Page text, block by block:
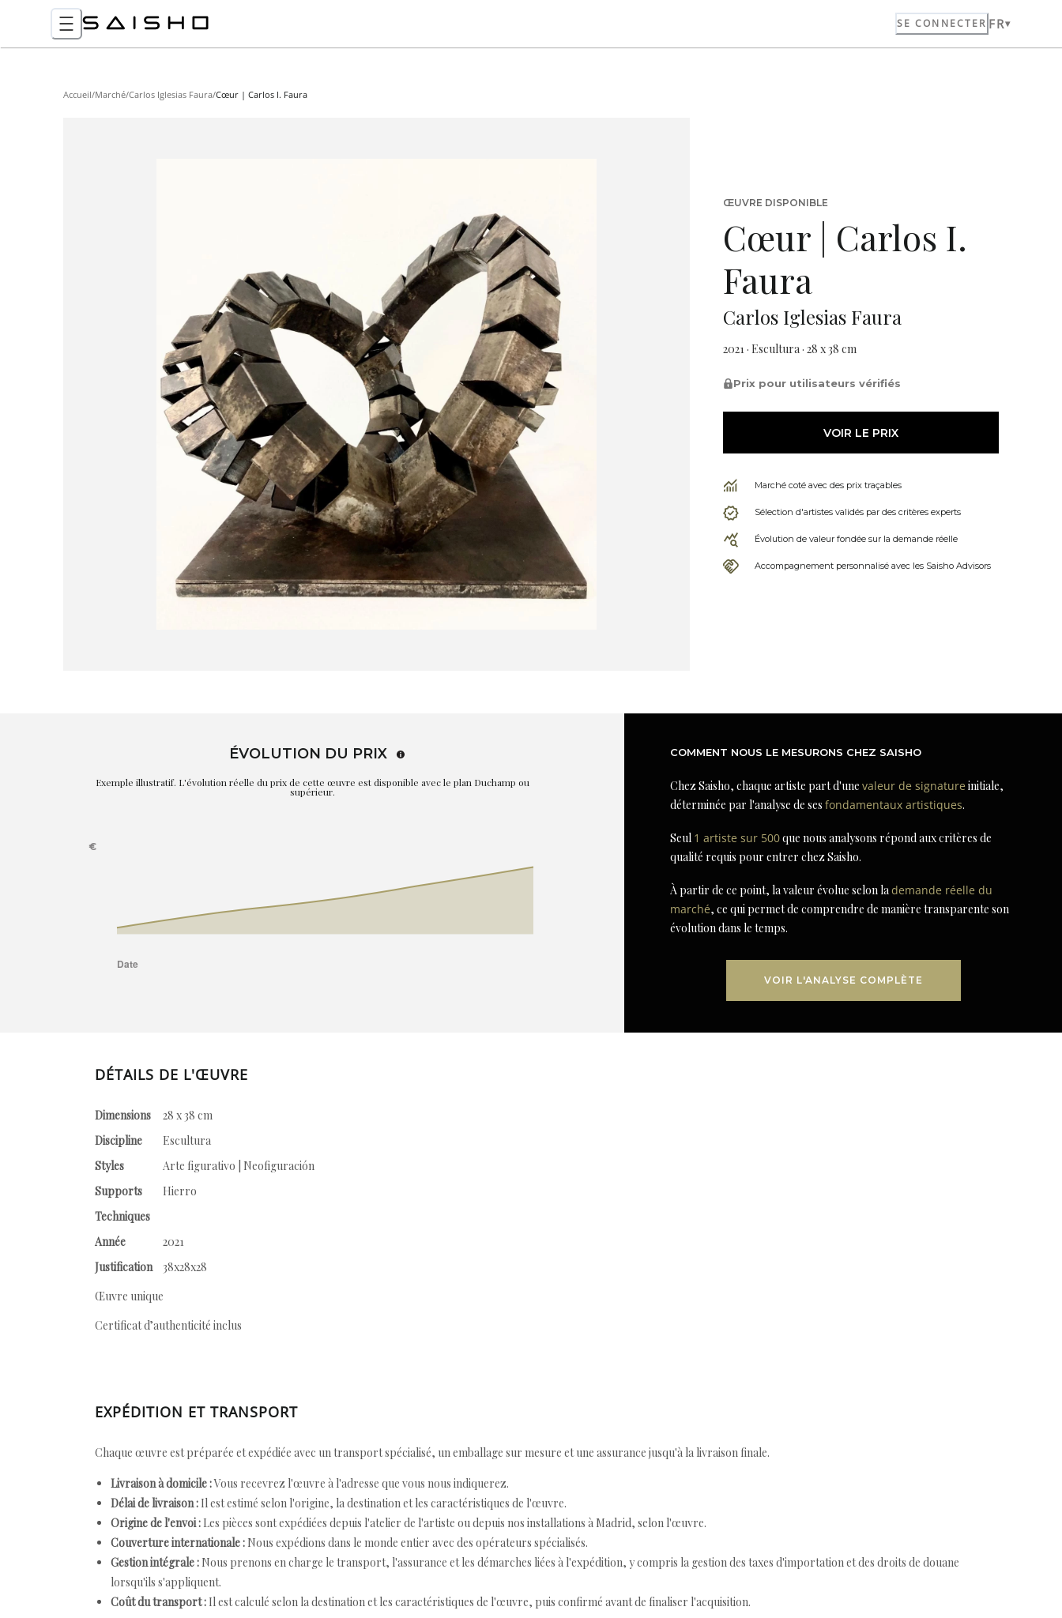
SE CONNECTER FR
Accueil/Marché/Carlos Iglesias Faura/Cœur | Carlos I. Faura
ŒUVRE DISPONIBLE
Cœur | Carlos I.
Faura
Carlos Iglesias Faura
2021 · Escultura · 28 x 38 cm
Prix pour utilisateurs vérifiés
VOIR LE PRIX
Marché coté avec des prix traçables
Sélection d'artistes validés par des critères experts
Évolution de valeur fondée sur la demande réelle
Accompagnement personnalisé avec les Saisho Advisors
ÉVOLUTION DU PRIX
Exemple illustratif. L'évolution réelle du prix de cette œuvre est disponible avec le plan Duchamp ou
supérieur.
COMMENT NOUS LE MESURONS CHEZ SAISHO
Chez Saisho, chaque artiste part d'unevaleur de signature initiale,
déterminée par l'analyse de sesfondamentaux artistiques.
Seul 1 artiste sur 500que nous analysons répond aux critères de
qualité requis pour entrer chez Saisho.
À partir de ce point, la valeur évolue selon lademande réelle du
marché, ce qui permet de comprendre de manière transparente son
évolution dans le temps.
VOIR L'ANALYSE COMPLÈTE
DÉTAILS DE L'ŒUVRE
Dimensions
28 x 38 cm
Discipline
Escultura
Styles
Arte figurativo | Neofiguración
Supports
Hierro
Techniques
Année
2021
Justification
38x28x28
Œuvre unique
Certificat d’authenticité inclus
EXPÉDITION ET TRANSPORT
Chaque œuvre est préparée et expédiée avec un transport spécialisé, un emballage sur mesure et une assurance jusqu'à la livraison finale.
Livraison à domicile :Vous recevrez l'œuvre à l'adresse que vous nous indiquerez.
Délai de livraison : Il est estimé selon l'origine, la destination et les caractéristiques de l'œuvre.
Origine de l'envoi : Les pièces sont expédiées depuis l'atelier de l'artiste ou depuis nos installations à Madrid, selon l'œuvre.
Couverture internationale : Nous expédions dans le monde entier avec des opérateurs spécialisés.
Gestion intégrale : Nous prenons en charge le transport, l'assurance et les démarches liées à l'expédition, y compris la gestion des taxes d'importation et des droits de douane
lorsqu'ils s'appliquent.
Coût du transport : Il est calculé selon la destination et les caractéristiques de l'œuvre, puis confirmé avant de finaliser l'acquisition.